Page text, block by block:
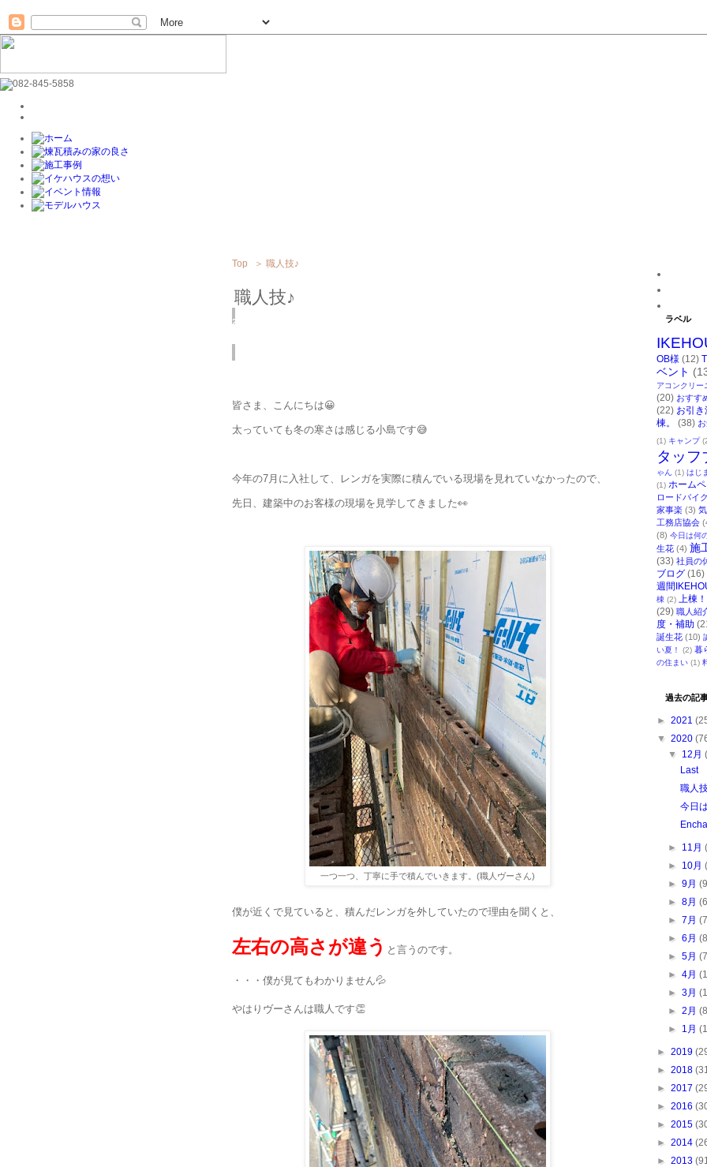
Top ＞ 職人技♪
職人技♪
2020
皆さま、こんにちは😀
太っていても冬の寒さは感じる小島です😅
今年の7月に入社して、レンガを実際に積んでいる現場を見れていなかったので、
先日、建築中のお客様の現場を見学してきました👀
一つ一つ、丁寧に手で積んでいきます。(職人ヴーさん)
僕が近くで見ていると、積んだレンガを外していたので理由を聞くと、
左右の高さが違う と言うのです。
・・・僕が見てもわかりません💦
やはりヴーさんは職人です👏
ラベル
OB様 (12)
ベント
アコンクリー
(20) おすす
(22) お引き
棟。
(38)
(1) キャンプ
タッフ
ゃん
(1) はじ
(1) ホーム
ロードバイク
家事楽 (3)
工務店協会
(8) 今日は何
生花 (4) 施
(33) 社員の
ブログ (16)
週間
棟 (2) 上棟！
(29) 職人紹
度・補助
誕生花 (10)
い夏！
(2) 暮
の住まい (1)
過去の記
► 2021
▼ 2020
▼
12月
Last
職人
今日
► 11月
► 10月
►9月
►8月
►7月
►6月
►5月
►4月
►3月
►2月
► 1月
► 2019
► 2018
► 2017
► 2016
► 2015
► 2014
► 2013